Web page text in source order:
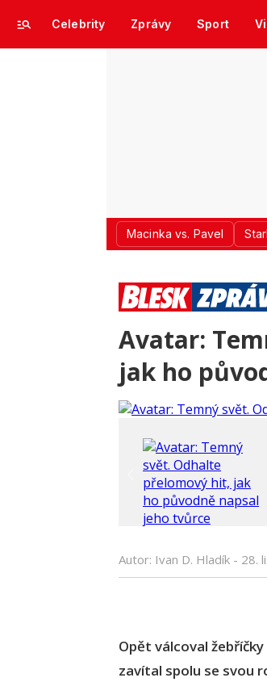
Celebrity Zprávy Sport
Macinka vs. Pavel
Avatar:
jak ho
Autor: Ivan D. Hladík - 28.
Opět válcoval
zavítal spolu se svou